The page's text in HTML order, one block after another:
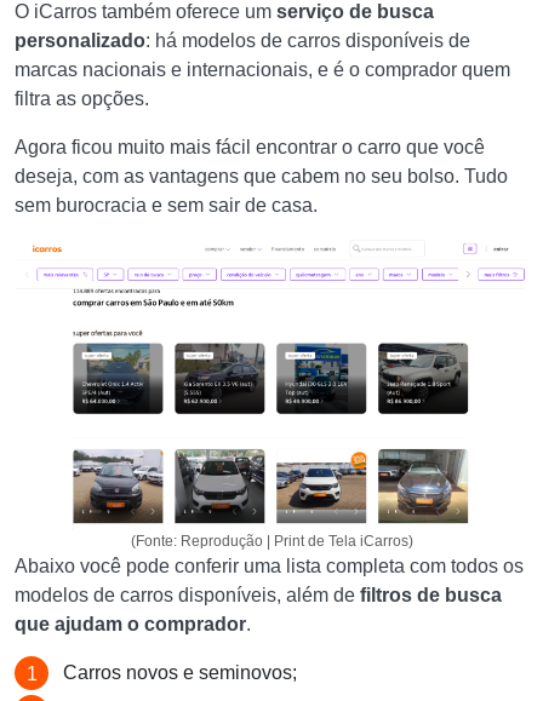
O iCarros também oferece um serviço de busca
personalizado: há modelos de carros disponíveis de
marcas nacionais e internacionais, e é o comprador quem
filtra as opções.
Agora ficou muito mais fácil encontrar o carro que você
deseja, com as vantagens que cabem no seu bolso. Tudo
sem burocracia e sem sair de casa.
(Fonte: Reprodução | Print de Tela iCarros)
Abaixo você pode conferir uma lista completa com todos os
modelos de carros disponíveis, além de filtros de busca
que ajudam o comprador.
Carros novos e seminovos;